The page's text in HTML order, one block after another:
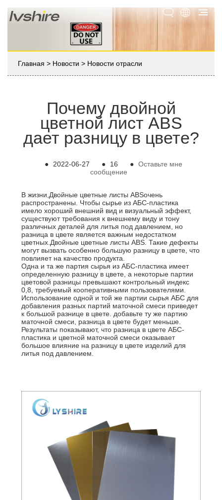
Главная > Новости > Новости отрасли
Почему двойной
цветной лист ABS
дает разницу в цвете?
● 2022-06-27 ● 16 ● Оставьте мне
сообщение
В жизни,Двойные цветные листы ABSочень
распространены. Чтобы сырье из АБС-пластика
имело хороший внешний вид и визуальный эффект,
существуют требования к внешнему виду и тону
различных деталей для литья под давлением, но
разница в цвете является важным недостатком
цветных.Двойные цветные листы ABS. Такие дефекты
могут вызвать особенно большую разницу в цвете, что
повлияет на качество продукта.
Одна и та же партия сырья из АБС-пластика имеет
определенную разницу в цвете, а некоторые партии
цветовой разницы превышают контрольный индекс
0,8, требуемый кооперативными пользователями.
Использование одной и той же партии сырья АБС для
добавления разных партий маточной смеси приведет
к большой разнице в цвете. добавьте ту же партию
маточной смеси, разница в цвете будет меньше.
Результаты показывают, что разница в цвете АБС-
пластика и цветной маточной смеси оказывает
большое влияние на разницу в цвете изделий для
литья под давлением.